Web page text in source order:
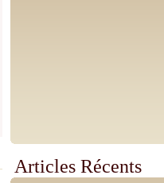
Articles Récents